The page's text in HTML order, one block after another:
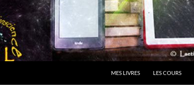
MES LIVRES LES COURS